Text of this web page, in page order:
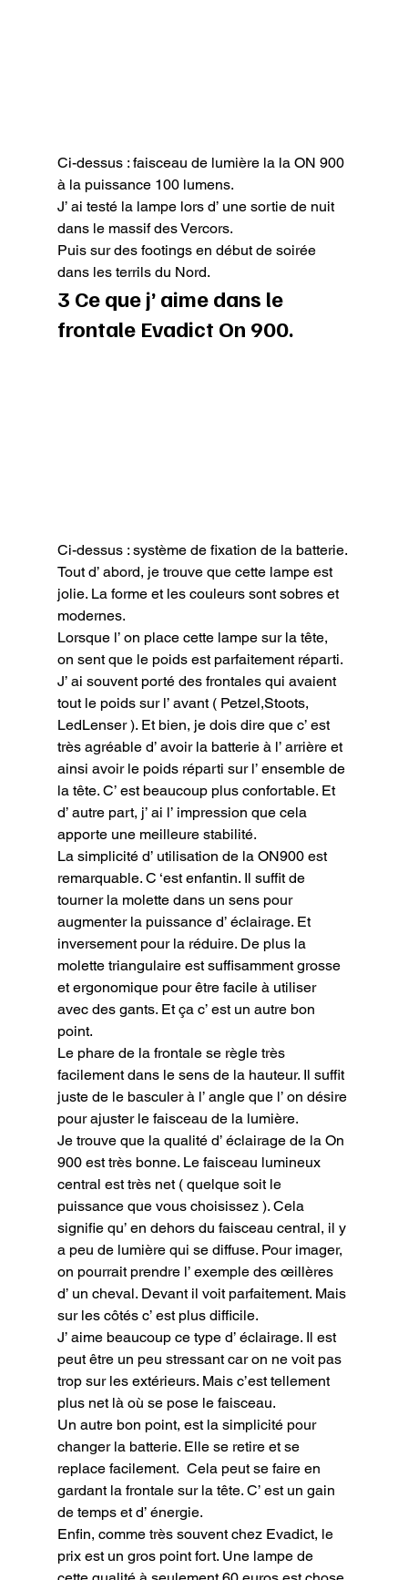
Ci-dessus : faisceau de lumière la la ON 900
à la puissance 100 lumens.
J’ ai testé la lampe lors d’ une sortie de nuit
dans le massif des Vercors.
Puis sur des footings en début de soirée
dans les terrils du Nord.
3 Ce que j’ aime dans le
frontale Evadict On 900.
Ci-dessus : système de fixation de la batterie.
Tout d’ abord, je trouve que cette lampe est
jolie. La forme et les couleurs sont sobres et
modernes.
Lorsque l’ on place cette lampe sur la tête,
on sent que le poids est parfaitement réparti.
J’ ai souvent porté des frontales qui avaient
tout le poids sur l’ avant ( Petzel,Stoots,
LedLenser ). Et bien, je dois dire que c’ est
très agréable d’ avoir la batterie à l’ arrière et
ainsi avoir le poids réparti sur l’ ensemble de
la tête. C’ est beaucoup plus confortable. Et
d’ autre part, j’ ai l’ impression que cela
apporte une meilleure stabilité.
La simplicité d’ utilisation de la ON900 est
remarquable. C ‘est enfantin. Il suffit de
tourner la molette dans un sens pour
augmenter la puissance d’ éclairage. Et
inversement pour la réduire. De plus la
molette triangulaire est suffisamment grosse
et ergonomique pour être facile à utiliser
avec des gants. Et ça c’ est un autre bon
point.
Le phare de la frontale se règle très
facilement dans le sens de la hauteur. Il suffit
juste de le basculer à l’ angle que l’ on désire
pour ajuster le faisceau de la lumière.
Je trouve que la qualité d’ éclairage de la On
900 est très bonne. Le faisceau lumineux
central est très net ( quelque soit le
puissance que vous choisissez ). Cela
signifie qu’ en dehors du faisceau central, il y
a peu de lumière qui se diffuse. Pour imager,
on pourrait prendre l’ exemple des œillères
d’ un cheval. Devant il voit parfaitement. Mais
sur les côtés c’ est plus difficile.
J’ aime beaucoup ce type d’ éclairage. Il est
peut être un peu stressant car on ne voit pas
trop sur les extérieurs. Mais c’est tellement
plus net là où se pose le faisceau.
Un autre bon point, est la simplicité pour
changer la batterie. Elle se retire et se
replace facilement.  Cela peut se faire en
gardant la frontale sur la tête. C’ est un gain
de temps et d’ énergie.
Enfin, comme très souvent chez Evadict, le
prix est un gros point fort. Une lampe de